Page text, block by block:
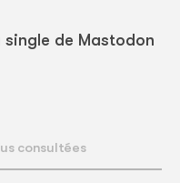
single de Mastodon
consultées